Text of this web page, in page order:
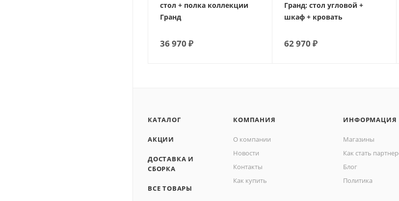
стол + полка коллекции
Гранд
36 970 ₽
Гранд: стол угловой +
шкаф + кровать
62 970 ₽
КАТАЛОГ
АКЦИИ
ДОСТАВКА И
СБОРКА
ВСЕ ТОВАРЫ
КОМПАНИЯ
О компании
Новости
Контакты
Как купить
ИНФОРМАЦИЯ
Магазины
Как стать
Блог
Политика